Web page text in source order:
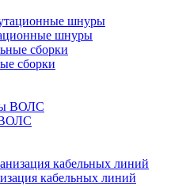
шнуры
сборки
кабельных линий